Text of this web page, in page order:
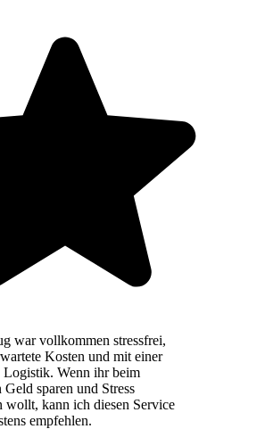
war vollkommen stressfrei,
Kosten und mit einer
Logistik. Wenn ihr beim
sparen und Stress
wollt, kann ich diesen Service
empfehlen.